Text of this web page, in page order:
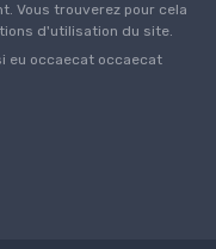
Vous trouverez pour cela
d'utilisation du site.
eu occaecat occaecat